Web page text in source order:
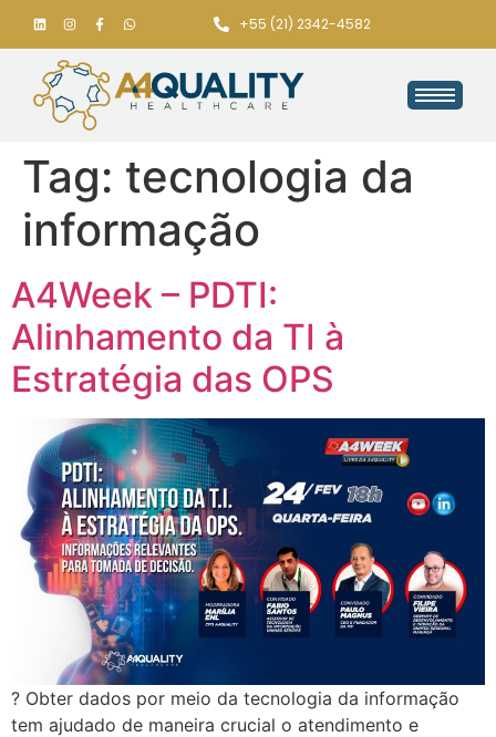
+55 (21) 2342-4582
Tag: tecnologia da
informação
A4Week – PDTI:
Alinhamento da TI à
Estratégia das OPS
? Obter dados por meio da tecnologia da informação
tem ajudado de maneira crucial o atendimento e